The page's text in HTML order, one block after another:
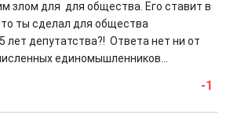
злом для для общества. Его ставит в
ты сделал для общества
лет депутатства?! Ответа нет ни от
единомышленников...
-1